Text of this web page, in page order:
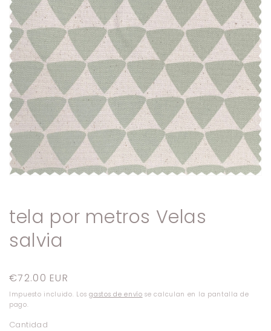
en
una
ventana
modal
tela por metros Velas
salvia
Precio
habitual
€72.00 EUR
Impuesto incluido. Losgastos de envío se calculan en la pantalla de
pago.
Cantidad